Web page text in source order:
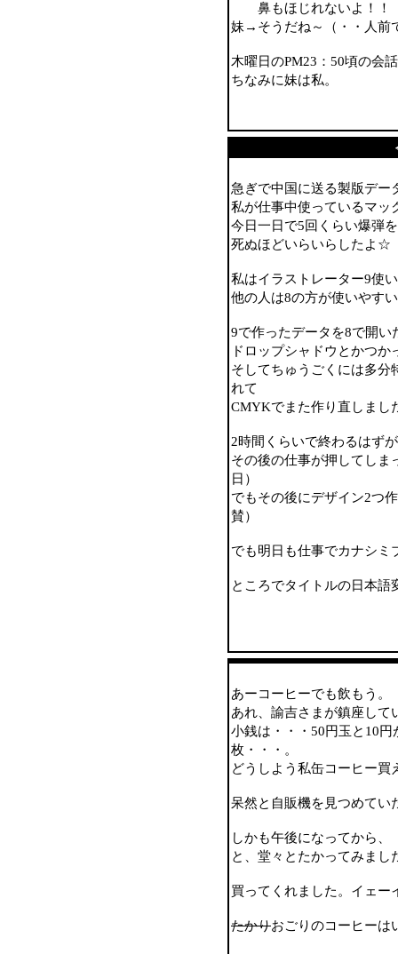
鼻もほじれないよ！！
妹→そうだね～（・・人前
木曜日のPM23：50頃の会
ちなみに妹は私。
急ぎで中国に送る製版デー
私が仕事中使っているマッ
今日一日で5回くらい爆弾
死ぬほどいらいらしたよ☆
私はイラストレーター9使
他の人は8の方が使いやす
9で作ったデータを8で開
ドロップシャドウとかつ
そしてちゅうごくには多分
れて
CMYKでまた作り直しまし
2時間くらいで終わるはず
その後の仕事が押してしま
日）
でもその後にデザイン2つ
賛）
でも明日も仕事でカナシミ
ところでタイトルの日本語
あーコーヒーでも飲もう。
あれ、諭吉さまが鎮座して
小銭は・・・50円玉と10
枚・・・。
どうしよう私缶コーヒー買
呆然と自販機を見つめてい
しかも午後になってから
と、堂々とたかってみまし
買ってくれました。イェー
たかりおごりのコーヒーは